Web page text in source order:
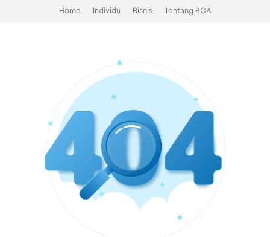
Home Individu Bisnis Tentang BCA